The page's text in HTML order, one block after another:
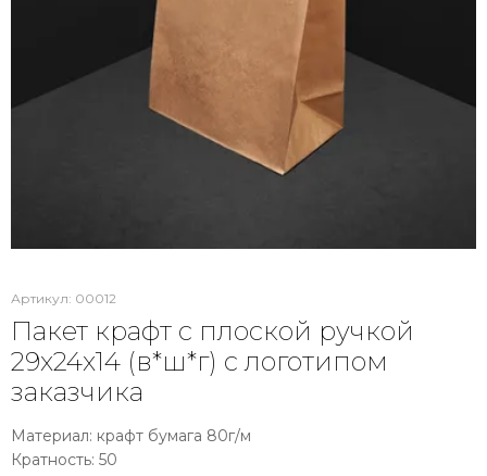
Артикул: 00012
Пакет крафт с плоской ручкой
29х24х14 (в*ш*г) с логотипом
заказчика
Материал: крафт бумага 80г/м
Кратность: 50